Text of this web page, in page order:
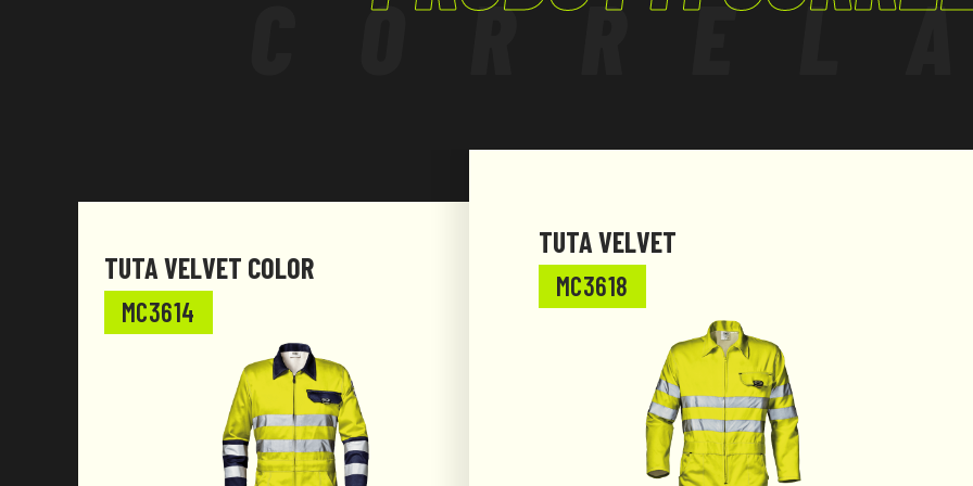
TUTA VELVET COLOR
MC3614
TUTA VELVET
MC3618